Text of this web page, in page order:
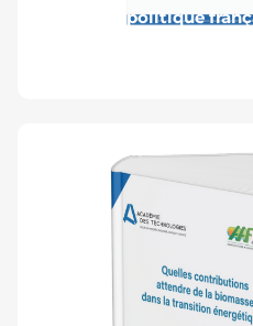
Pour une politique